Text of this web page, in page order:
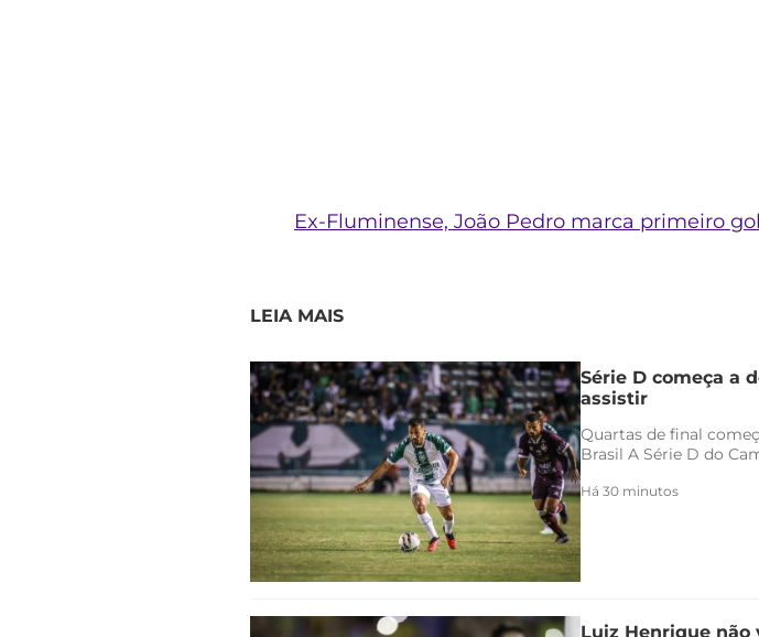
Ex-Fluminense, João Pedro marca primeiro
LEIA MAIS
Série D começa a
assistir
Quartas de final
Brasil A Série D do
Há 30 minutos
Luiz Henrique não